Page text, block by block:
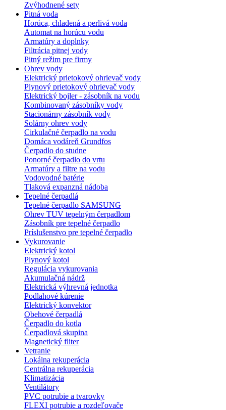
Zvýhodnené sety
Pitná voda
Horúca, chladená a perlivá voda
Automat na horúcu vodu
Armatúry a doplnky
Filtrácia pitnej vody
Pitný režim pre firmy
Ohrev vody
Elektrický prietokový ohrievač vody
Plynový prietokový ohrievač vody
Elektrický bojler - zásobník na vodu
Kombinovaný zásobníky vody
Stacionárny zásobník vody
Solárny ohrev vody
Cirkulačné čerpadlo na vodu
Domáca vodáreň Grundfos
Čerpadlo do studne
Ponorné čerpadlo do vrtu
Armatúry a filtre na vodu
Vodovodné batérie
Tlaková expanzná nádoba
Tepelné čerpadlá
Tepelné čerpadlo SAMSUNG
Ohrev TUV tepelným čerpadlom
Zásobník pre tepelné čerpadlo
Príslušenstvo pre tepelné čerpadlo
Vykurovanie
Elektrický kotol
Plynový kotol
Regulácia vykurovania
Akumulačná nádrž
Elektrická výhrevná jednotka
Podlahové kúrenie
Elektrický konvektor
Obehové čerpadlá
Čerpadlo do kotla
Čerpadlová skupina
Magnetický fliter
Vetranie
Lokálna rekuperácia
Centrálna rekuperácia
Klimatizácia
Ventilátory
PVC potrubie a tvarovky
FLEXI potrubie a rozdeľovače